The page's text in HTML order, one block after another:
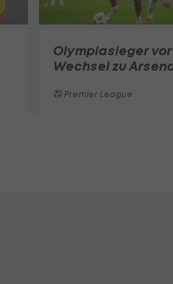
Olympiasieger vor
Wechsel zu
Premier League